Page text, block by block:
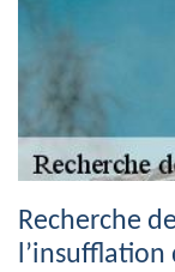
Recherche
l’insufflation